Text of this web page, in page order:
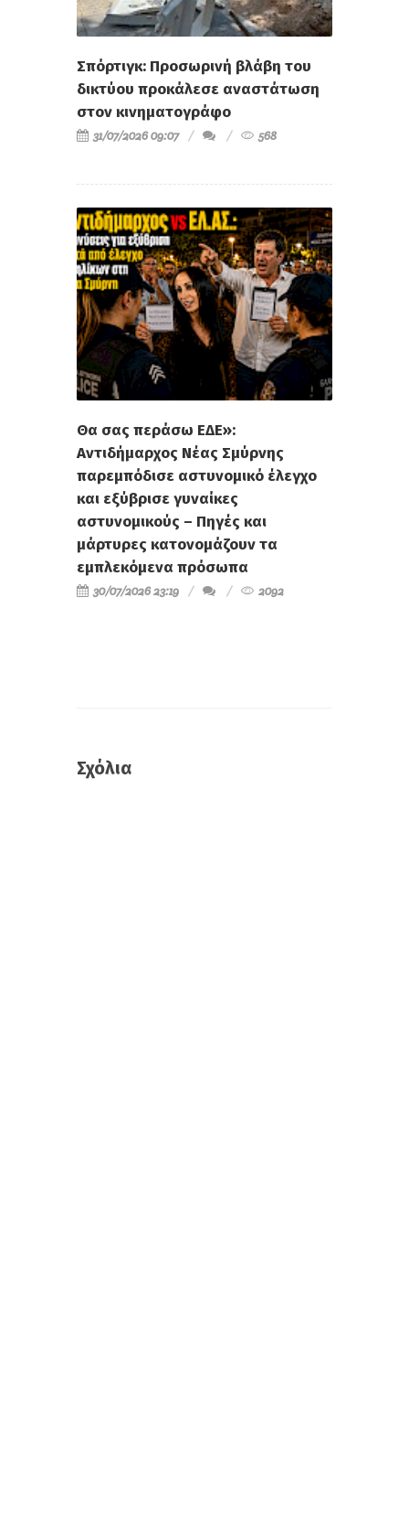
Σπόρτιγκ: Προσωρινή βλάβη του
δικτύου προκάλεσε αναστάτωση
στον κινηματογράφο
31/07/2026 09:07 568
Θα σας περάσω ΕΔΕ»:
Αντιδήμαρχος Νέας Σμύρνης
παρεμπόδισε αστυνομικό έλεγχο
και εξύβρισε γυναίκες
αστυνομικούς – Πηγές και
μάρτυρες κατονομάζουν τα
εμπλεκόμενα πρόσωπα
30/07/2026 23:19 2092
Σχόλια